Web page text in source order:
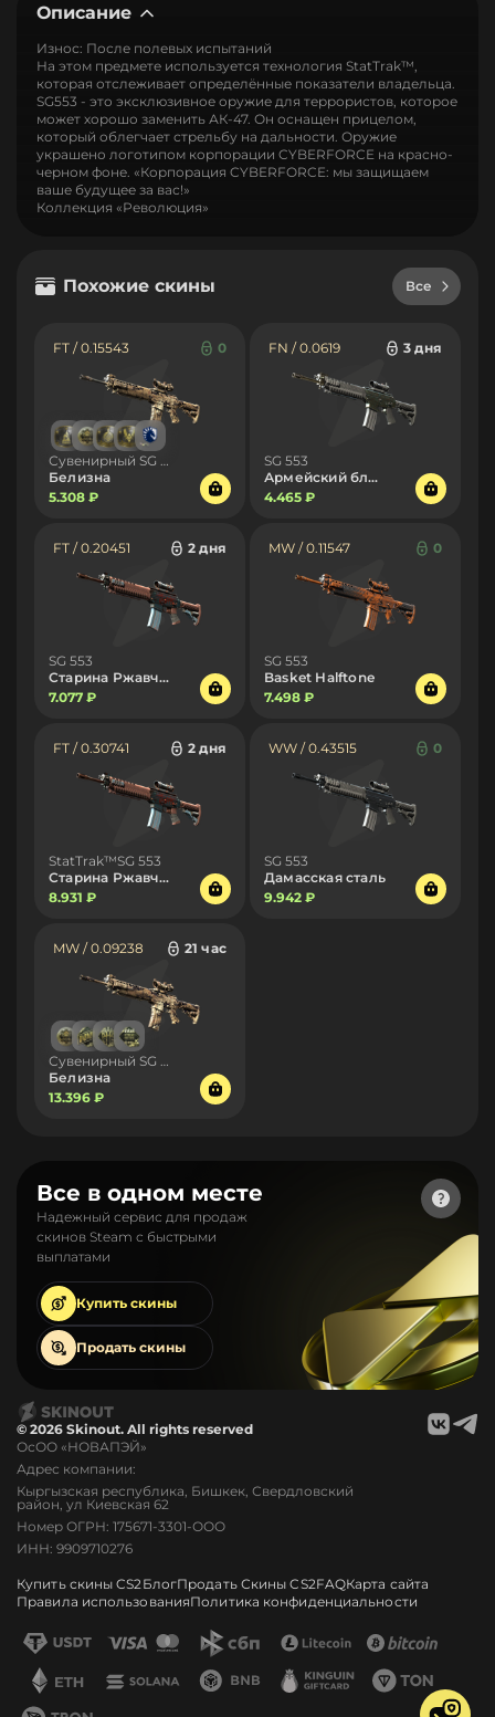
Описание
Износ: После полевых испытаний
На этом предмете используется технология StatTrak™,
которая отслеживает определённые показатели владельца.
SG553 - это эксклюзивное оружие для террористов, которое
может хорошо заменить АК-47. Он оснащен прицелом,
который облегчает стрельбу на дальности. Оружие
украшено логотипом корпорации CYBERFORCE на красно-
черном фоне. «Корпорация CYBERFORCE: мы защищаем
ваше будущее за вас!»
Коллекция «Революция»
Похожие скины Все
FT / 0.15543 0
Белизна
5.308 ₽
FN / 0.0619 3 дня
SG 553
Армейский блеск
4.465 ₽
FT / 0.20451 2 дня
SG 553
Старина Ржавчик
7.077 ₽
MW / 0.11547 0
SG 553
Basket Halftone
7.498 ₽
FT / 0.30741 2 дня
StatTrak™SG 553
Старина Ржавчик
8.931 ₽
WW / 0.43515 0
SG 553
Дамасская сталь
9.942 ₽
MW / 0.09238 21 час
Белизна
13.396 ₽
Все в одном месте
Надежный сервис для продаж
скинов Steam с быстрыми
выплатами
Купить скины
Продать скины
© 2026 Skinout. All rights reserved
ОсОО «НОВАПЭЙ»
Адрес компании:
Кыргызская республика, Бишкек, Свердловский
район, ул Киевская 62
Номер ОГРН: 175671-3301-ООО
ИНН: 9909710276
Купить скины CS2 БлогПродать Скины CS2FAQКарта сайта
Правила использованияПолитика конфиденциальности